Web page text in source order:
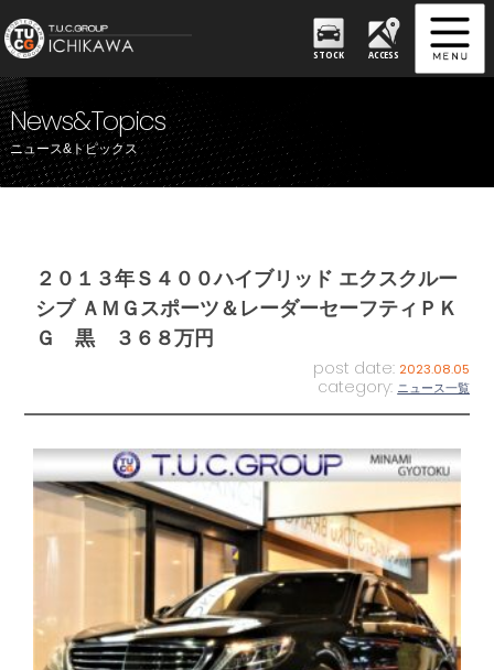
STOCK ACCESS
News&Topics
ニュース&トピックス
２０１３年Ｓ４００ハイブリッド エクスクルー
シブ ＡＭＧスポーツ＆レーダーセーフティＰＫ
Ｇ 黒 ３６８万円
post date: 2023.08.05
category: ニュース一覧